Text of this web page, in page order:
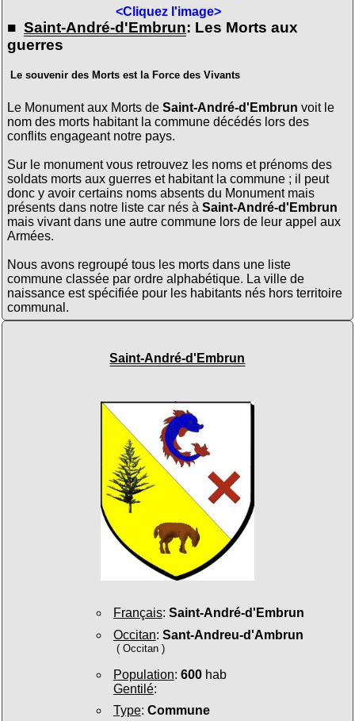
<Cliquez l'image>
■ Saint-André-d'Embrun: Les Morts aux
guerres
Le souvenir des Morts est la Force des Vivants
Le Monument aux Morts de Saint-André-d'Embrun voit le
nom des morts habitant la commune décédés lors des
conflits engageant notre pays.
Sur le monument vous retrouvez les noms et prénoms des
soldats morts aux guerres et habitant la commune ; il peut
donc y avoir certains noms absents du Monument mais
présents dans notre liste car nés à Saint-André-d'Embrun
mais vivant dans une autre commune lors de leur appel aux
Armées.
Nous avons regroupé tous les morts dans une liste
commune classée par ordre alphabétique. La ville de
naissance est spécifiée pour les habitants nés hors territoire
communal.
Saint-André-d'Embrun
Français: Saint-André-d'Embrun
Occitan: Sant-Andreu-d'Ambrun
( Occitan )
Population: 600hab
Gentilé:
Type: Commune